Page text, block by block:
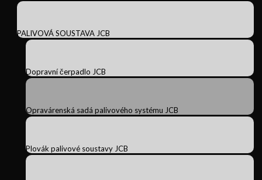
PALIVOVÁ SOUSTAVA JCB
Dopravní čerpadlo JCB
Opravárenská sadá palivového systému JCB
Plovák palivové soustavy JCB